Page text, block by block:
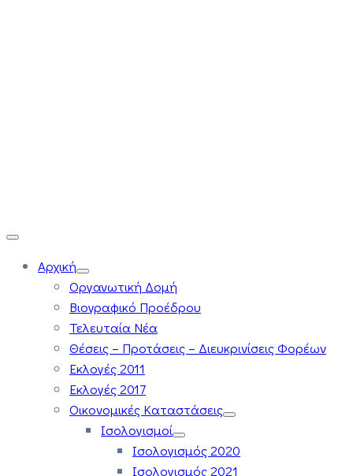
Αρχική
Οργανωτική Δομή
Βιογραφικό Προέδρου
Τελευταία Νέα
Θέσεις – Προτάσεις – Διευκρινίσεις Φορέων
Εκλογές 2011
Εκλογές 2017
Οικονομικές Καταστάσεις
Ισολογισμοί
Ισολογισμός 2020
Ισολογισμός 2021